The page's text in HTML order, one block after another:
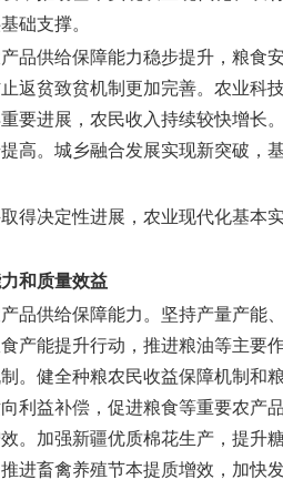
础支撑。
品供给保障能力稳步提升，粮
返贫致贫机制更加完善。农业科
要进展，农民收入持续较快增长
高。城乡融合发展实现新突破，
得决定性进展，农业现代化基
和质量效益
品供给保障能力。 坚持产量产能
产能提升行动，推进粮油等主要
。健全种粮农民收益保障机制和
利益补偿，促进粮食等重要农产
。加强新疆优质棉花生产，提升
进畜禽养殖节本提质增效，加快